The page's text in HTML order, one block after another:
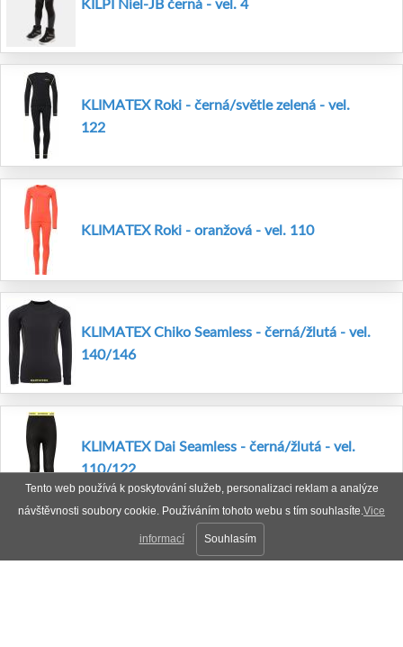
Tento web používá k poskytování služeb, personalizaci reklam a analýze
návštěvnosti soubory cookie. Používáním tohoto webu s tím souhlasíte.Vice
informací Souhlasím
KLIMATEX Roki - černá/světle zelená - vel.
122
KLIMATEX Roki - oranžová - vel. 110
KLIMATEX Chiko Seamless - černá/žlutá - vel.
140/146
KLIMATEX Dai Seamless - černá/žlutá - vel.
110/122